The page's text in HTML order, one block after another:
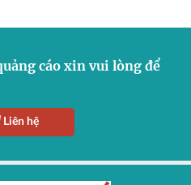
cáo xin vui lòng để
Liên hệ